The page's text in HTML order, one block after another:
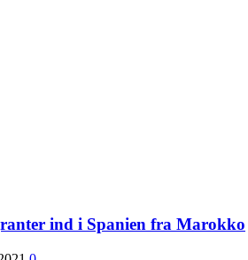
ind i Spanien fra Marokko